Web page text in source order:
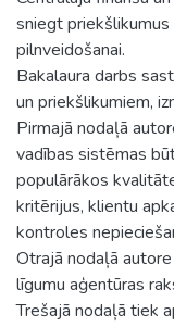
sniegt
pilnveidošanai.
Bakalaura darbs
un priekšlikumiem,
Pirmajā nodaļā
vadības sistēmas
populārākos
kritērijus, klientu
kontroles
Otrajā nodaļā
līgumu aģentūras
Trešajā nodaļā tiek